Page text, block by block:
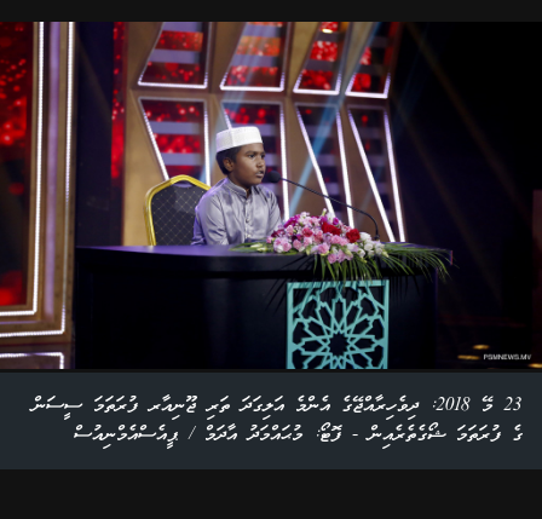
23 މޭ 2018: ދިވެހިރާއްޖޭގެ އެންމެ އަލިގަދަ ތަރި ޖޫނިއާރ ފުރަތަމަ ސީސަން
ގެ ފުރަތަމަ ޝޯގެތެރެއިން - ފޮޓޯ: މުޙައްމަދު އާދަމް / ޕީއެސްއެމްނިއުސް